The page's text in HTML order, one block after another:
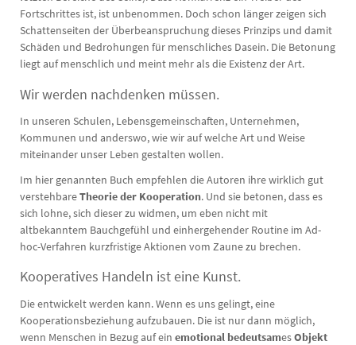
Fortschrittes ist, ist unbenommen. Doch schon länger zeigen sich
Schattenseiten der Überbeanspruchung dieses Prinzips und damit
Schäden und Bedrohungen für menschliches Dasein. Die Betonung
liegt auf menschlich und meint mehr als die Existenz der Art.
Wir werden nachdenken müssen.
In unseren Schulen, Lebensgemeinschaften, Unternehmen,
Kommunen und anderswo, wie wir auf welche Art und Weise
miteinander unser Leben gestalten wollen.
Im hier genannten Buch empfehlen die Autoren ihre wirklich gut
verstehbareTheorie der Kooperation. Und sie betonen, dass es
sich lohne, sich dieser zu widmen, um eben nicht mit
altbekanntem Bauchgefühl und einhergehender Routine im Ad-
hoc-Verfahren kurzfristige Aktionen vom Zaune zu brechen.
Kooperatives Handeln ist eine Kunst.
Die entwickelt werden kann. Wenn es uns gelingt, eine
Kooperationsbeziehung aufzubauen. Die ist nur dann möglich,
wenn Menschen in Bezug auf ein emotional bedeutsamesObjekt